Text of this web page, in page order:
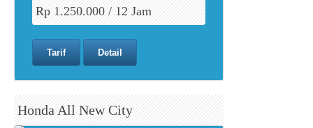
Rp 1.250.000 / 12 Jam
Tarif Detail
Honda All New City